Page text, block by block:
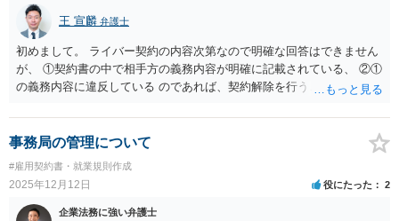
場合でも、その全額が当然に認められるとは限りません。 進め方とし
ては、契約書、誘導行為の証拠、実際に移動した顧客の状況、売上資
料等を整理したうえで、まずは通知書等により請求し、示談交渉を行
うのが通常です。示談での解決はあり得ますが、相手方が争う場合に
は訴訟対応も見据えた準備が必要です。 したがって、150万円以上の
回収を目指す余地はありますが、最終的な見通しは、契約条項と証
拠、特に損害額の立証の精度によるといえます。
王 宣麟 弁護士
初めまして。 ライバー契約の内容次第なので明確な回答はできません
が、 ①契約書の中で相手方の義務内容が明確に記載されている、 ②①
の義務内容に違反している のであれば、契約解除を行うことは通常の
業避止義務（１年間他の事務所で契約禁止）も基本的にはさかのぼっ
て無効となるため、その意味でも解除を検討されてみてはいかがでし
事務局の管理について
#雇用契約書・就業規則作成
2025年12月12日 役にたった 2
企業法務に強い弁護士